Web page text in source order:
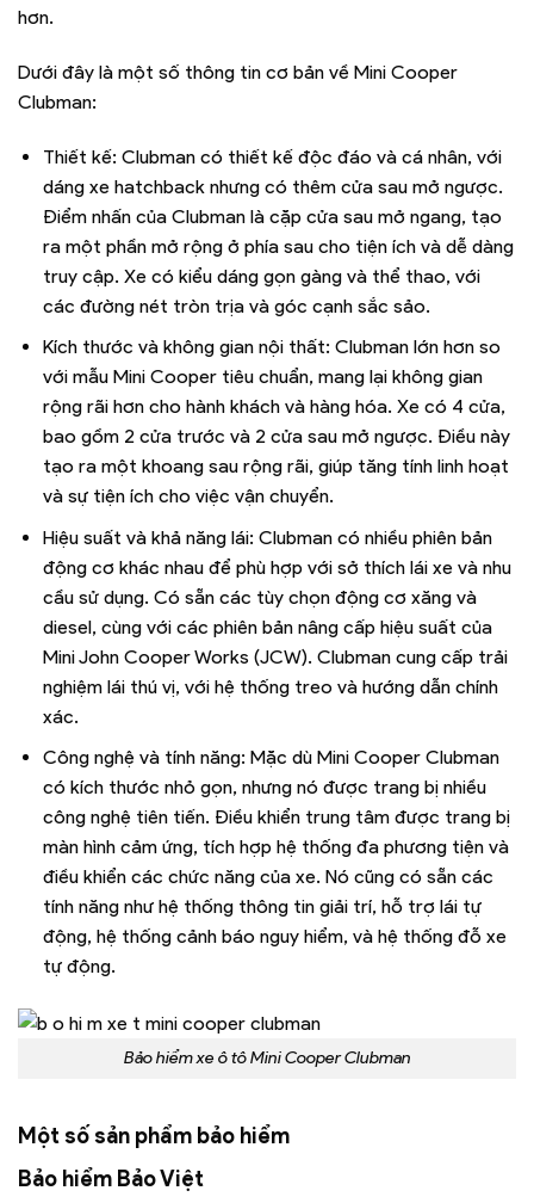
hơn.
Dưới đây là một số thông tin cơ bản về Mini Cooper
Clubman:
Thiết kế: Clubman có thiết kế độc đáo và cá nhân, với
dáng xe hatchback nhưng có thêm cửa sau mở ngược.
Điểm nhấn của Clubman là cặp cửa sau mở ngang, tạo
ra một phần mở rộng ở phía sau cho tiện ích và dễ dàng
truy cập. Xe có kiểu dáng gọn gàng và thể thao, với
các đường nét tròn trịa và góc cạnh sắc sảo.
Kích thước và không gian nội thất: Clubman lớn hơn so
với mẫu Mini Cooper tiêu chuẩn, mang lại không gian
rộng rãi hơn cho hành khách và hàng hóa. Xe có 4 cửa,
bao gồm 2 cửa trước và 2 cửa sau mở ngược. Điều này
tạo ra một khoang sau rộng rãi, giúp tăng tính linh hoạt
và sự tiện ích cho việc vận chuyển.
Hiệu suất và khả năng lái: Clubman có nhiều phiên bản
động cơ khác nhau để phù hợp với sở thích lái xe và nhu
cầu sử dụng. Có sẵn các tùy chọn động cơ xăng và
diesel, cùng với các phiên bản nâng cấp hiệu suất của
Mini John Cooper Works (JCW). Clubman cung cấp trải
nghiệm lái thú vị, với hệ thống treo và hướng dẫn chính
xác.
Công nghệ và tính năng: Mặc dù Mini Cooper Clubman
có kích thước nhỏ gọn, nhưng nó được trang bị nhiều
công nghệ tiên tiến. Điều khiển trung tâm được trang bị
màn hình cảm ứng, tích hợp hệ thống đa phương tiện và
điều khiển các chức năng của xe. Nó cũng có sẵn các
tính năng như hệ thống thông tin giải trí, hỗ trợ lái tự
động, hệ thống cảnh báo nguy hiểm, và hệ thống đỗ xe
tự động.
Bảo hiểm xe ô tô Mini Cooper Clubman
Một số sản phẩm bảo hiểm
Bảo hiểm Bảo Việt